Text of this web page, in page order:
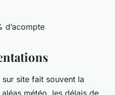
d’acompte
sur site fait souvent la